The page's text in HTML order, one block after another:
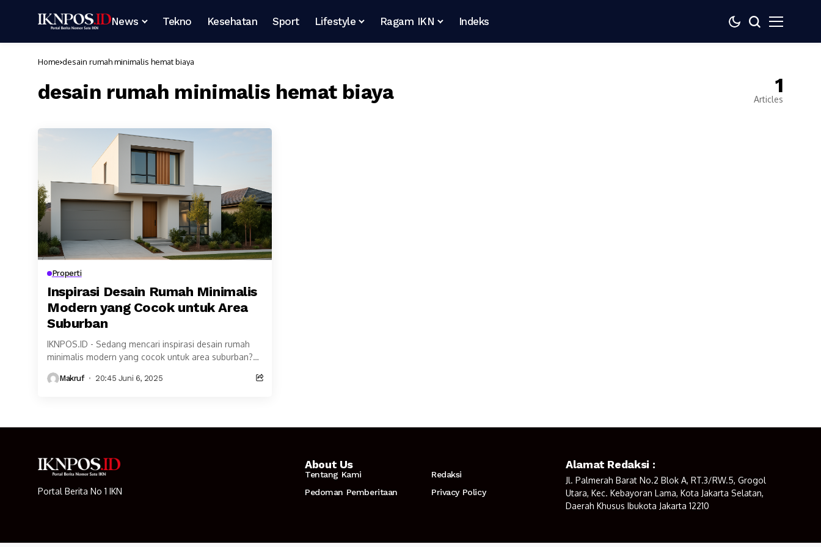
News Tekno Kesehatan Sport Lifestyle Ragam IKN Indeks
Home desain rumah minimalis hemat biaya
desain rumah minimalis hemat biaya 1
Articles
Properti
Inspirasi Desain Rumah Minimalis
Modern yang Cocok untuk Area
Suburban
IKNPOS.ID - Sedang mencari inspirasi desain rumah
minimalis modern yang cocok untuk area suburban?
Makruf 20:45 Juni 6, 2025
Portal Berita No 1 IKN
About Us
Tentang Kami
Redaksi
Pedoman Pemberitaan
Privacy Policy
Alamat Redaksi :
Jl. Palmerah Barat No.2 Blok A, RT.3/RW.5, Grogol
Utara, Kec. Kebayoran Lama, Kota Jakarta Selatan,
Daerah Khusus Ibukota Jakarta 12210